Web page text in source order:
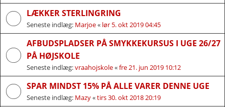
LÆKKER STERLINGRING
Seneste indlæg: Marjoe« lør 5. okt 2019 04:45
AFBUDSPLADSER PÅ SMYKKEKURSUS I UGE 26/27
PÅ HØJSKOLE
Seneste indlæg:vraahojskole«fre 21. jun 2019 10:12
SPAR MINDST 15% PÅ ALLE VARER DENNE UGE
Seneste indlæg: Mazy«tirs 30. okt 2018 20:19